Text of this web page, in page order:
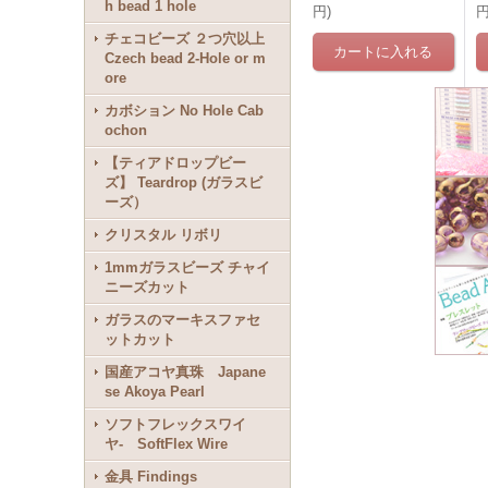
h bead 1 hole
チェコビーズ ２つ穴以上
Czech bead 2-Hole or m
ore
カボション No Hole Cab
ochon
【ティアドロップビー
ズ】 Teardrop (ガラスビ
ーズ）
クリスタル リボリ
1mmガラスビーズ チャイ
ニーズカット
ガラスのマーキスファセ
ットカット
国産アコヤ真珠 Japane
se Akoya Pearl
ソフトフレックスワイ
ヤ- SoftFlex Wire
金具 Findings
円)